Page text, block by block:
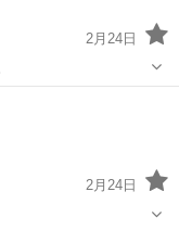
2月24日
2月24日